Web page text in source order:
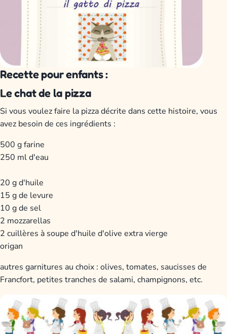
Recette pour enfants :
Le chat de la pizza
Si vous voulez faire la pizza décrite dans cette histoire, vous
avez besoin de ces ingrédients :
500 g farine
250 ml d'eau
20 g d'huile
15 g de levure
10 g de sel
2 mozzarellas
2 cuillères à soupe d'huile d'olive extra vierge
origan
autres garnitures au choix : olives, tomates, saucisses de
Francfort, petites tranches de salami, champignons, etc.